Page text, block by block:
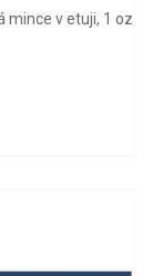
mince v etuji, 1 oz